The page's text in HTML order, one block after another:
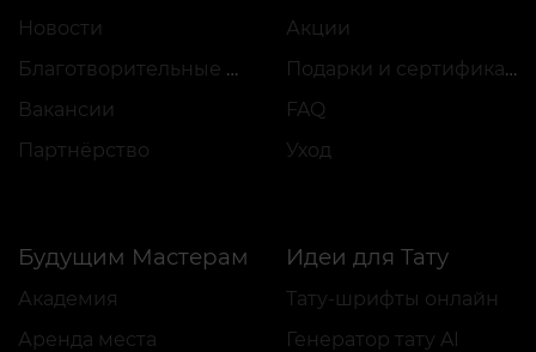
Новости
Благотворительные проекты
Вакансии
Партнёрство
Акции
Подарки и сертификаты
FAQ
Уход
Будущим Мастерам
Академия
Аренда места
Идеи для Тату
Тату-шрифты онлайн
Генератор тату AI